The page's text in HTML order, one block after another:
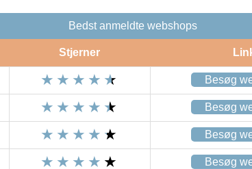
Bedst anmeldte webshops
Stjerner
Besøg
Besøg
Besøg
Besøg